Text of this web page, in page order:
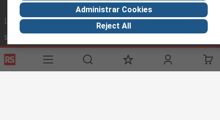
Links de ayuda
Servicios
Registrarse
Entrega
Acerca de RS
En el mundo
Zona Industria
Fabricación
Administrar Cookies
Reject All